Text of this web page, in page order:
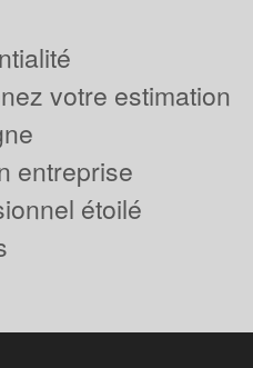
votre estimation
entreprise
étoilé